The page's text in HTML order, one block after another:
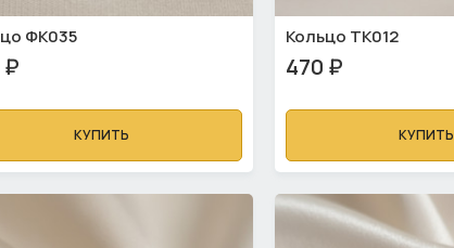
ФК035
₽
КУПИТЬ
Кольцо ТК012
470 ₽
КУПИТЬ